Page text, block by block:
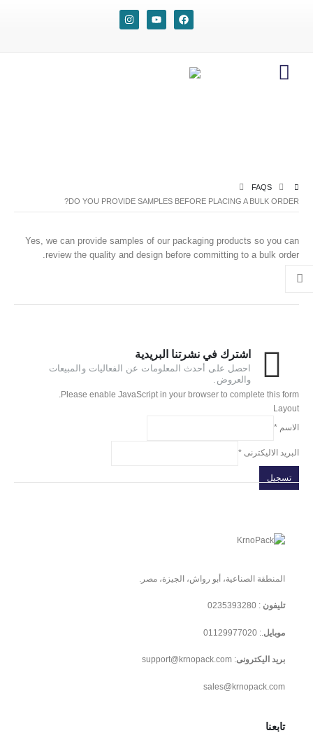
FAQS
DO YOU PROVIDE SAMPLES BEFORE PLACING A BULK ORDER?
Yes, we can provide samples of our packaging products so you can
review the quality and design before committing to a bulk order.
اشترك في نشرتنا البريدية
احصل على أحدث المعلومات عن الفعاليات والمبيعات
والعروض.
Please enable JavaScript in your browser to complete this form.
Layout
الاسم *
البريد الاليكترنى *
تسجيل
المنطقة الصناعية، أبو رواش، الجيزة، مصر.
تليفون :
0235393280
موبايل .:
01129977020
بريد اليكترونى:
sales@krnopack.com
تابعنا